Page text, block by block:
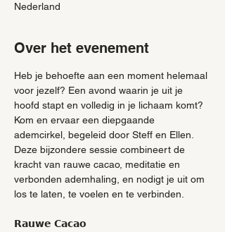
Nederland
Over het evenement
Heb je behoefte aan een moment helemaal
voor jezelf? Een avond waarin je uit je
hoofd stapt en volledig in je lichaam komt?
Kom en ervaar een diepgaande
ademcirkel, begeleid door Steff en Ellen.
Deze bijzondere sessie combineert de
kracht van rauwe cacao, meditatie en
verbonden ademhaling, en nodigt je uit om
los te laten, te voelen en te verbinden.
𝗥𝗮𝘂𝘄𝗲 𝗖𝗮𝗰𝗮𝗼